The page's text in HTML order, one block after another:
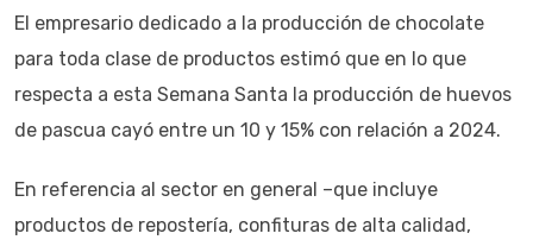
El empresario dedicado a la producción de chocolate
para toda clase de productos estimó que en lo que
respecta a esta Semana Santa la producción de huevos
de pascua cayó entre un 10 y 15% con relación a 2024.
En referencia al sector en general –que incluye
productos de repostería, confituras de alta calidad,